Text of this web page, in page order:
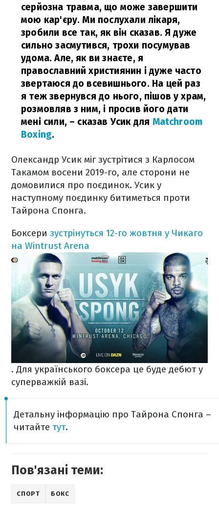
серйозна травма, що може завершити
мою кар'єру. Ми послухали лікаря,
зробили все так, як він сказав. Я дуже
сильно засмутився, трохи посумував
удома. Але, як ви знаєте, я
православний християнин і дуже часто
звертаюся до всевишнього. На цей раз
я теж звернувся до нього, пішов у храм,
розмовляв з ним, і просив його дати
мені сили, – сказав Усик для Matchroom
Boxing.
Олександр Усик міг зустрітися з Карлосом
Такамом восени 2019-го, але сторони не
домовилися про поєдинок. Усик у
наступному поєдинку битиметься проти
Тайрона Спонга.
Боксери зустрінуться 12-го жовтня у Чикаго
на Wintrust Arena
. Для українського боксера це буде дебют у
суперважкій вазі.
Детальну інформацію про Тайрона Спонга –
читайте тут.
Пов'язані теми:
СПОРТ БОКС